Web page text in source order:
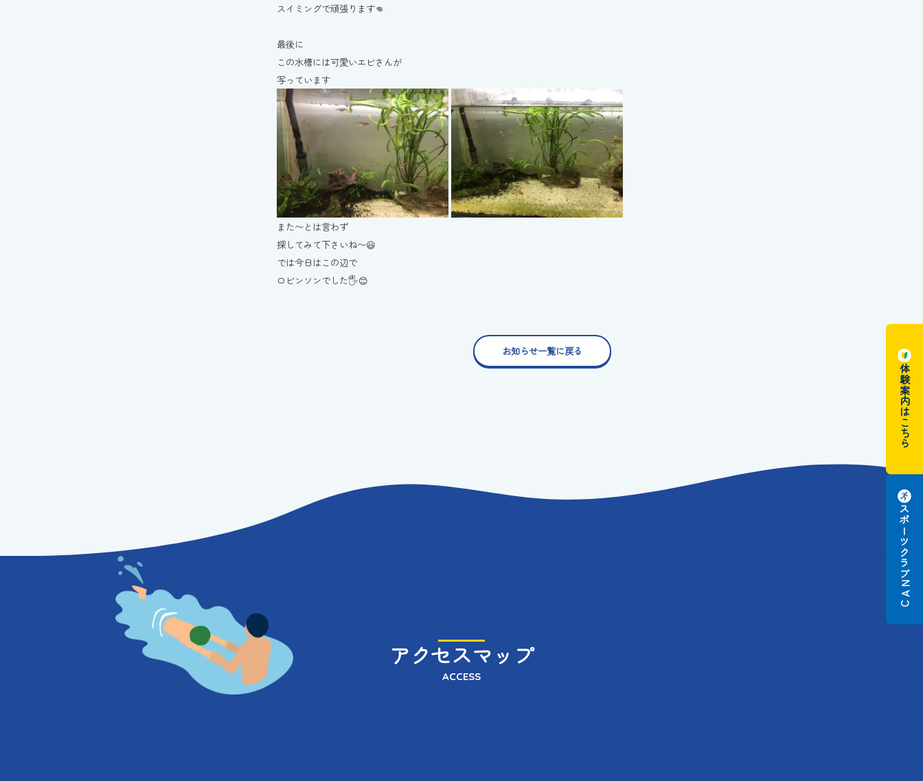
スイミングで頑張ります👊
最後に
この水槽には可愛いエビさんが
写っています
また〜とは言わず
探してみて下さいね〜😃
では今日はこの辺で
ロビンソンでした🖐😊
お知らせ一覧に戻る
アクセスマップ
ACCESS
体験案内はこちら
スポーツクラブ
N
A
C